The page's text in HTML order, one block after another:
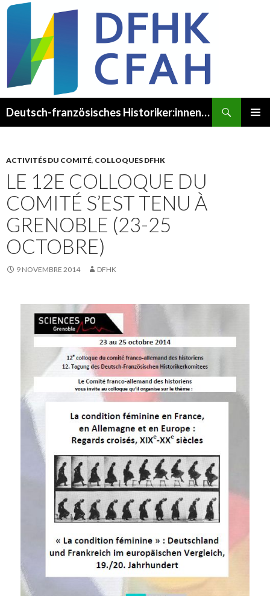
Deutsch-französisches Historiker:innenkomitee – Comité franco-allemand des Historien·ne·s
ACTIVITÉS DU COMITÉ, COLLOQUES DFHK
LE 12E COLLOQUE DU
COMITÉ S’EST TENU À
GRENOBLE (23-25
OCTOBRE)
9 NOVEMBRE 2014 DFHK